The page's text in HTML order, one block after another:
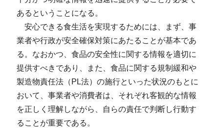
あるということになる。
安心できる食生活を実現するためには、まず、事
業者や行政が安全確保対策にあたることが基本であ
る。なおかつ、食品の安全性に関する情報を適切に
提供すべきであり、また、食品に関する規制緩和や
製造物責任法（PL法）の施行といった状況のもとに
おいて、事業者や消費者は、それぞれ客観的な情報
を正しく理解しながら、自らの責任で判断し行動す
ることが重要である。